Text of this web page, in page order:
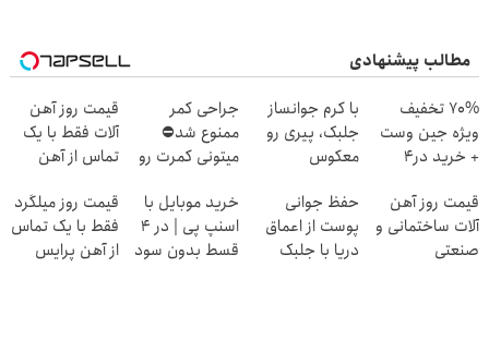
مطالب پیشنهادی
70% تخفیف
ویژه جین وست
+ خرید در4
با کرم جوانساز
جلبک، پیری رو
معکوس
تخفیف)
جراحی کمر
ممنوع شد⛔
میتونی کمرت رو
کنی! 👈🏻
پرسش‌نامه
قیمت روز آهن
آلات فقط با یک
تماس از آهن
قیمت روز آهن
آلات ساختمانی و
صنعتی
حفظ جوانی
پوست از اعماق
دریا با جلبک
خرید موبایل با
اسنپ پی | در ۴
قسط بدون سود
قیمت روز میلگرد
فقط با یک تماس
از آهن پرایس